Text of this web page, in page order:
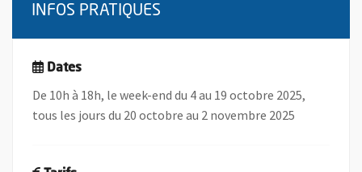
INFOS PRATIQUES
Dates
De 10h à 18h, le week-end du 4 au 19 octobre 2025,
tous les jours du 20 octobre au 2 novembre 2025